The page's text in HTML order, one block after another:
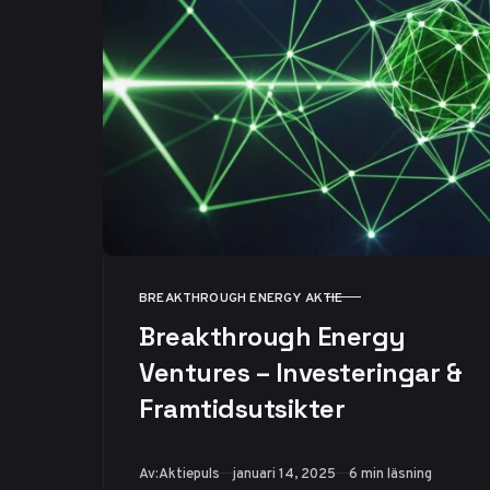
KATEGORI
BREAKTHROUGH ENERGY AKTIE
Breakthrough Energy
Ventures – Investeringar &
Framtidsutsikter
Av:Aktiepuls Publicerad
januari 14, 2025 6 min läsning